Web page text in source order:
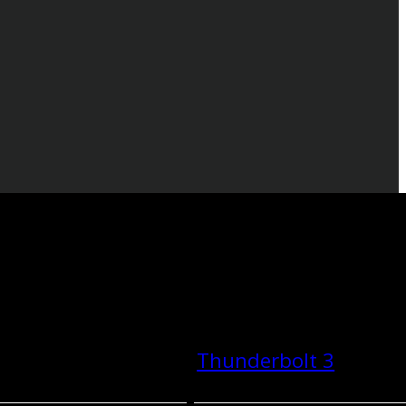
Thunderbolt 3